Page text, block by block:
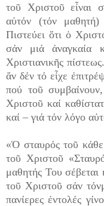
τοῦ Χριστοῦ εἶναι
αὐτόν (τόν μαθητή)
Πιστεύει ὅτι ὁ
σάν μιά ἀναγκαία
Χριστιανικῆς
ἄν δέν τό εἶχε
πού τοῦ συμβαίνουν,
Χριστοῦ καί
καί – γιά τόν λόγο
«Ὁ σταυρός τοῦ κάθε
τοῦ Χριστοῦ
μαθητής Του
τοῦ Χριστοῦ σάν
πανίερες ἐντολές